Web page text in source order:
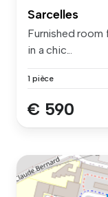
Sarcelles
Furnished
in a chic...
1 pièce
€ 590